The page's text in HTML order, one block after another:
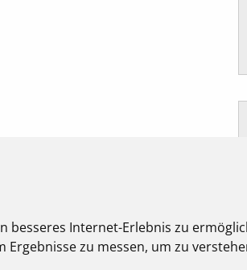
Internet-Erlebnis zu
zu messen, um zu